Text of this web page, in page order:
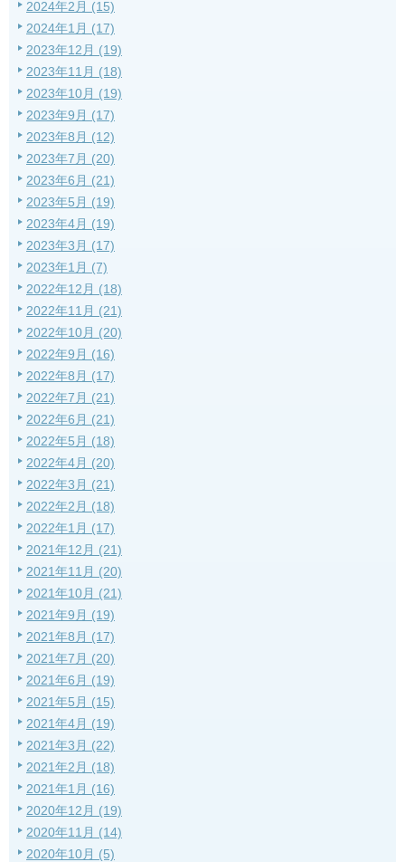
2024年2月 (15)
2024年1月 (17)
2023年12月 (19)
2023年11月 (18)
2023年10月 (19)
2023年9月 (17)
2023年8月 (12)
2023年7月 (20)
2023年6月 (21)
2023年5月 (19)
2023年4月 (19)
2023年3月 (17)
2023年1月 (7)
2022年12月 (18)
2022年11月 (21)
2022年10月 (20)
2022年9月 (16)
2022年8月 (17)
2022年7月 (21)
2022年6月 (21)
2022年5月 (18)
2022年4月 (20)
2022年3月 (21)
2022年2月 (18)
2022年1月 (17)
2021年12月 (21)
2021年11月 (20)
2021年10月 (21)
2021年9月 (19)
2021年8月 (17)
2021年7月 (20)
2021年6月 (19)
2021年5月 (15)
2021年4月 (19)
2021年3月 (22)
2021年2月 (18)
2021年1月 (16)
2020年12月 (19)
2020年11月 (14)
2020年10月 (5)